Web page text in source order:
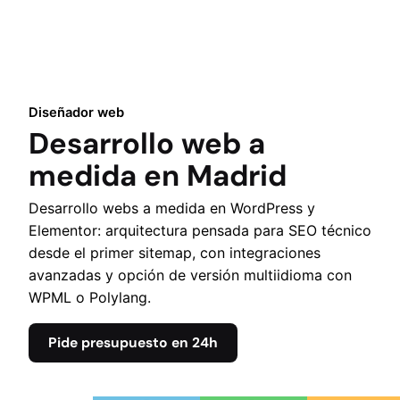
Diseñador web
Desarrollo web a
medida en Madrid
Desarrollo webs a medida en WordPress y
Elementor: arquitectura pensada para SEO técnico
desde el primer sitemap, con integraciones
avanzadas y opción de versión multiidioma con
WPML o Polylang.
Pide presupuesto en 24h